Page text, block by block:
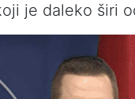
je daleko širi